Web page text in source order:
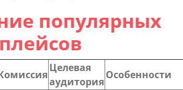
популярных
Целевая
аудитория
Особенности